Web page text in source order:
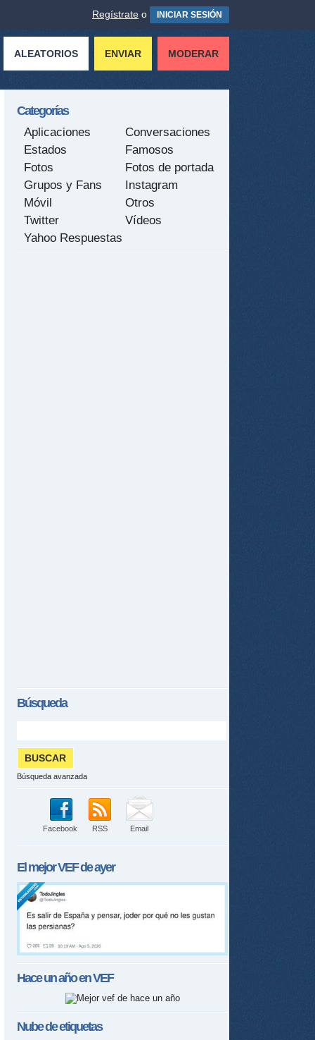
Regístrate o INICIAR SESIÓN
ALEATORIOS ENVIAR MODERAR
Categorías
Aplicaciones
Conversaciones
Estados
Famosos
Fotos
Fotos de portada
Grupos y Fans
Instagram
Móvil
Otros
Twitter
Vídeos
Yahoo Respuestas
Búsqueda
Búsqueda avanzada
Facebook RSS Email
El mejorVEFde ayer
Hace un año enVEF
Nube de etiquetas